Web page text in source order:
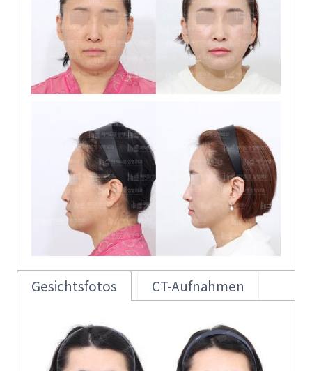
Gesichtsfotos CT-Aufnahmen